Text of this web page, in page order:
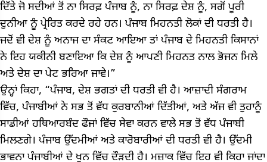
ਦਿੱਤੇ ਜੋ ਸਦੀਆਂ ਤੋਂ ਨਾ ਸਿਰਫ਼ ਪੰਜਾਬ ਨੂੰ, ਨਾ ਸਿਰਫ਼ ਦੇਸ਼ ਨੂੰ, ਸਗੋਂ ਪੂਰੀ
ਦੁਨੀਆ ਨੂੰ ਪ੍ਰੇਰਿਤ ਕਰਦੇ ਰਹੇ ਹਨ। ਪੰਜਾਬ ਮਿਹਨਤੀ ਲੋਕਾਂ ਦੀ ਧਰਤੀ ਹੈ।
ਜਦੋਂ ਵੀ ਦੇਸ਼ ਨੂੰ ਅਨਾਜ ਦਾ ਸੰਕਟ ਆਇਆ ਤਾਂ ਪੰਜਾਬ ਦੇ ਮਿਹਨਤੀ ਕਿਸਾਨਾਂ
ਨੇ ਇਹ ਯਕੀਨੀ ਬਣਾਇਆ ਕਿ ਦੇਸ਼ ਨੂੰ ਆਪਣੀ ਮਿਹਨਤ ਨਾਲ ਭੋਜਨ ਮਿਲੇ
ਅਤੇ ਦੇਸ਼ ਦਾ ਪੇਟ ਭਰਿਆ ਜਾਵੇ।”
ਉਨ੍ਹਾਂ ਕਿਹਾ, “ਪੰਜਾਬ, ਦੇਸ਼ ਭਗਤਾਂ ਦੀ ਧਰਤੀ ਵੀ ਹੈ। ਆਜ਼ਾਦੀ ਸੰਗਰਾਮ
ਵਿੱਚ, ਪੰਜਾਬੀਆਂ ਨੇ ਸਭ ਤੋਂ ਵੱਧ ਕੁਰਬਾਨੀਆਂ ਦਿੱਤੀਆਂ, ਅਤੇ ਅੱਜ ਵੀ ਤੁਹਾਨੂੰ
ਸਾਡੀਆਂ ਹਥਿਆਰਬੰਦ ਫੌਜਾਂ ਵਿੱਚ ਸੇਵਾ ਕਰਨ ਵਾਲੇ ਸਭ ਤੋਂ ਵੱਧ ਪੰਜਾਬੀ
ਮਿਲਣਗੇ। ਪੰਜਾਬ ਉੱਦਮੀਆਂ ਅਤੇ ਕਾਰੋਬਾਰੀਆਂ ਦੀ ਧਰਤੀ ਵੀ ਹੈ। ਉੱਦਮੀ
ਭਾਵਨਾ ਪੰਜਾਬੀਆਂ ਦੇ ਖੂਨ ਵਿੱਚ ਦੌੜਦੀ ਹੈ। ਮਜ਼ਾਕ ਵਿੱਚ ਇਹ ਵੀ ਕਿਹਾ ਜਾਂਦਾ